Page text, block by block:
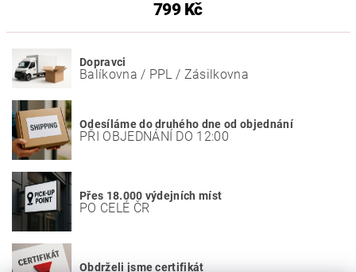
799 Kč
Dopravci
Balíkovna / PPL / Zásilkovna
Odesíláme do druhého dne od objednání
PŘI OBJEDNÁNÍ DO 12:00
Přes 18.000 výdejních míst
PO CELÉ ČR
Obdrželi jsme certifikát